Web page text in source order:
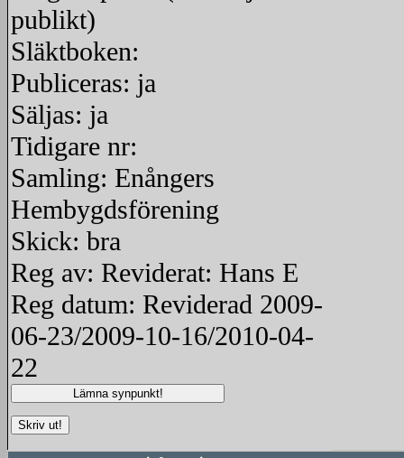
publikt)
Släktboken:
Publiceras: ja
Säljas: ja
Tidigare nr:
Samling: Enångers
Hembygdsförening
Skick: bra
Reg av: Reviderat: Hans E
Reg datum: Reviderad 2009-
06-23/2009-10-16/2010-04-
22